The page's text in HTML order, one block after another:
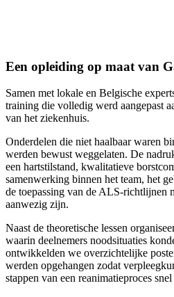
Een opleiding op maat van
Samen met lokale en Belgische
training die volledig werd aangepast
van het ziekenhuis.
Onderdelen die niet haalbaar waren
werden bewust weggelaten. De
een hartstilstand, kwalitatieve
samenwerking binnen het team, het
de toepassing van de ALS-richtlijnen
aanwezig zijn.
Naast de theoretische lessen
waarin deelnemers noodsituaties
ontwikkelden we overzichtelijke
werden opgehangen zodat
stappen van een reanimatieproces